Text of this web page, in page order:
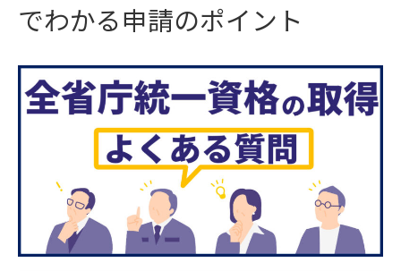
でわかる申請のポイント